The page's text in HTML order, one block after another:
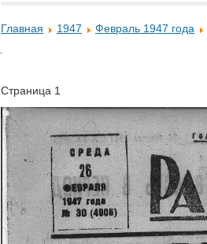
Главная 1947 Февраль 1947 года
Страница 1